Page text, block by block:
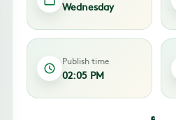
Wednesday
Publish time
02:05 PM